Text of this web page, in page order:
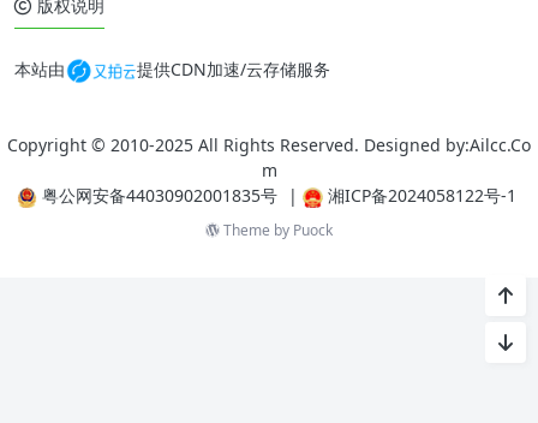
版权说明
本站由 提供CDN加速/云存储服务
Copyright © 2010-2025 All Rights Reserved. Designed by:Ailcc.Co
m
粤公网安备44030902001835号
| 湘ICP备2024058122号-1
Theme by Puock